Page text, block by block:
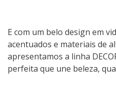
E com um belo design em
acentuados e materiais de
apresentamos a linha
perfeita que une beleza,